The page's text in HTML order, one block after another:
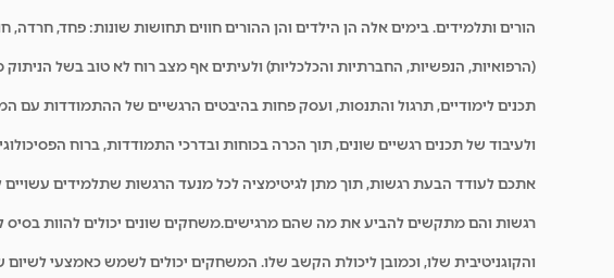
הורים ותלמידים. בימים אלה הן הילדים והן ההורים חווים תחושות שונות: פחד,
(הרפואיות, הנפשיות, החברתיות והכלכליות) ולעיתים אף מצב רוח לא טוב בשל
תכנים לימודיים, תרגול והתנסות, ועסק פחות בהיבטים הרגשיים של ההתמודדות עם
ולעיבוד של תכנים רגשיים שונים, תוך הכרה בכוחות ובדרכי התמודדות, ברוח
אתכם לעודד הבעת רגשות, תוך מתן לגיטימציה לכל מנעד הרגשות שתלמידים
רגשות והם מתקשים להביע את מה שהם מרגישים.משחקים שונים יכולים להוות
והקוגניטיבית שלו, וכמובן ליכולת הקשב שלו. המשחקים יכולים לשמש כאמצעי